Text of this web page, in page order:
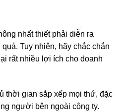
nhất thiết phải diễn ra
Tuy nhiên, hãy chắc chắn
rất nhiều lợi ích cho doanh
thời gian sắp xếp mọi thứ, đặc
người bên ngoài công ty.